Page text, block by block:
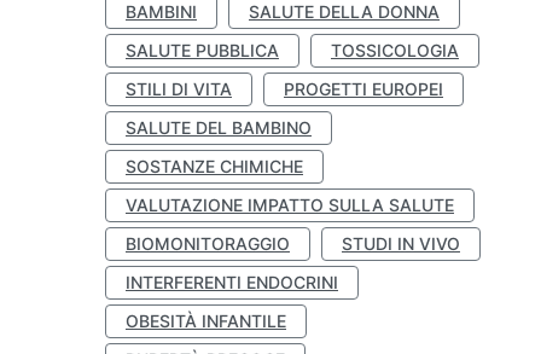
BAMBINI
SALUTE DELLA DONNA
SALUTE PUBBLICA
TOSSICOLOGIA
STILI DI VITA
PROGETTI EUROPEI
SALUTE DEL BAMBINO
SOSTANZE CHIMICHE
VALUTAZIONE IMPATTO SULLA SALUTE
BIOMONITORAGGIO
STUDI IN VIVO
INTERFERENTI ENDOCRINI
OBESITÀ INFANTILE